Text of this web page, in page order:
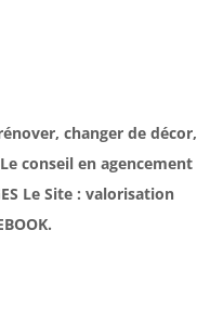
changer de décor,
conseil en agencement
Le Site : valorisation